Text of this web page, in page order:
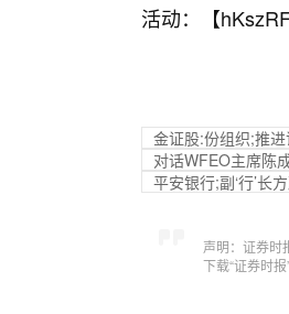
活动：【
金证股:份组织;推
对话WFEO主席陈
平安银行;副‘行’长
声明：证券时
下载“证券时